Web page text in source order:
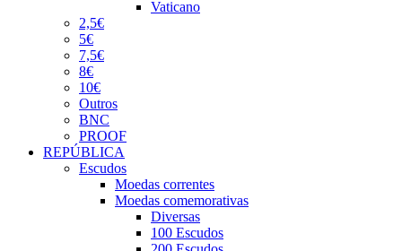
Vaticano
2,5€
5€
7,5€
8€
10€
Outros
BNC
PROOF
REPÚBLICA
Escudos
Moedas correntes
Moedas comemorativas
Diversas
100 Escudos